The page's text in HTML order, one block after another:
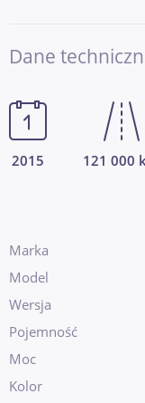
Dane
2015 121 000
Marka
Model
Wersja
Pojemność
Moc
Kolor